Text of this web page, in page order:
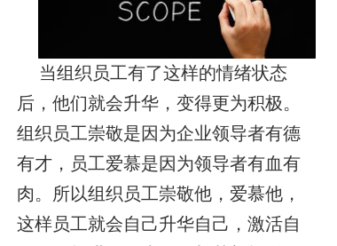
当组织员工有了这样的情绪状态
后，他们就会升华，变得更为积极。
组织员工崇敬是因为企业领导者有德
有才，员工爱慕是因为领导者有血有
肉。所以组织员工崇敬他，爱慕他，
这样员工就会自己升华自己，激活自